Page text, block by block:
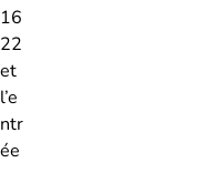
16
22
et
l’e
ntr
ée